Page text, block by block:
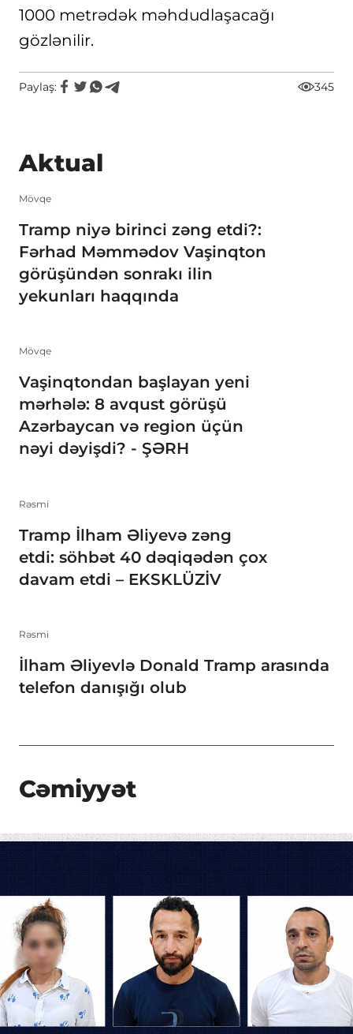
1000 metrədək məhdudlaşacağı
gözlənilir.
Paylaş: 345
Aktual
Mövqe
Tramp niyə birinci zəng etdi?:
Fərhad Məmmədov Vaşinqton
görüşündən sonrakı ilin
yekunları haqqında
Mövqe
Vaşinqtondan başlayan yeni
mərhələ: 8 avqust görüşü
Azərbaycan və region üçün
nəyi dəyişdi? - ŞƏRH
Rəsmi
Tramp İlham Əliyevə zəng
etdi: söhbət 40 dəqiqədən çox
davam etdi – EKSKLÜZİV
Rəsmi
İlham Əliyevlə Donald Tramp arasında
telefon danışığı olub
Cəmiyyət